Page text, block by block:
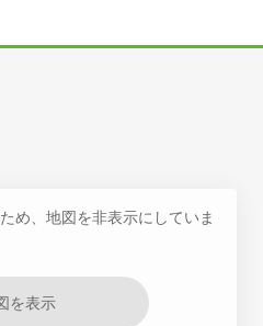
め、地図を非表示にしていま
を表示